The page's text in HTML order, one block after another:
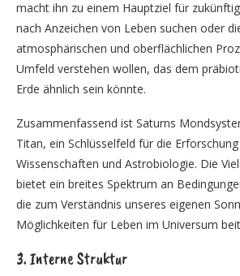
macht ihn zu einem Hauptziel für
nach Anzeichen von Leben suchen oder
atmosphärischen und oberflächlichen
Umfeld verstehen wollen, das dem
Erde ähnlich sein könnte.
Zusammenfassend ist Saturns
Titan, ein Schlüsselfeld für die
Wissenschaften und Astrobiologie. Die
bietet ein breites Spektrum an
die zum Verständnis unseres eigenen
Möglichkeiten für Leben im Universum
3. Interne Struktur